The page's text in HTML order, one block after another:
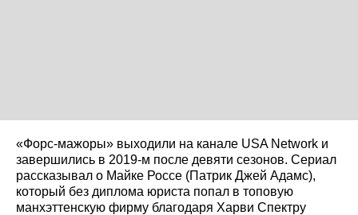
«Форс-мажоры» выходили на канале USA Network и
завершились в 2019-м после девяти сезонов. Сериал
рассказывал о Майке Россе (Патрик Джей Адамс),
который без диплома юриста попал в топовую
манхэттенскую фирму благодаря Харви Спектру